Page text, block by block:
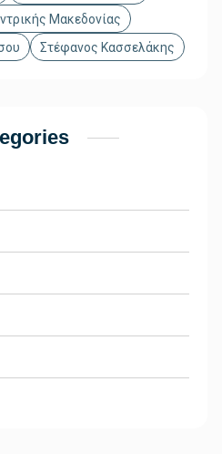
Μακεδονίας
Στέφανος Κασσελάκης